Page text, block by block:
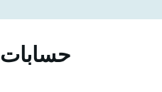
حسابات